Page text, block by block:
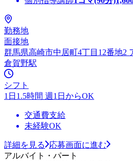
勤務地
面接地
群馬県高崎市中居町4丁目12番地2
倉賀野駅
シフト
1日1.5時間 週1日からOK
交通費支給
未経験OK
詳細を見る
応募画面に進む
アルバイト・パート